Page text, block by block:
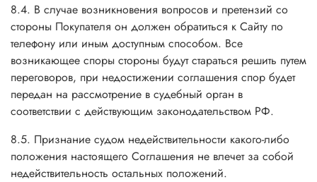
8.4. В случае возникновения вопросов и претензий со
стороны Покупателя он должен обратиться к Сайту по
телефону или иным доступным способом. Все
возникающее споры стороны будут стараться решить путем
переговоров, при недостижении соглашения спор будет
передан на рассмотрение в судебный орган в
соответствии с действующим законодательством РФ.
8.5. Признание судом недействительности какого-либо
положения настоящего Соглашения не влечет за собой
недействительность остальных положений.